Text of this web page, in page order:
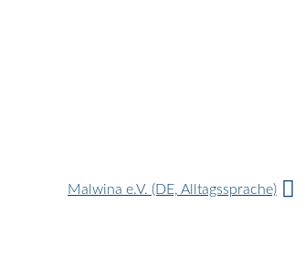
Malwina e.V. (DE, Alltagssprache)